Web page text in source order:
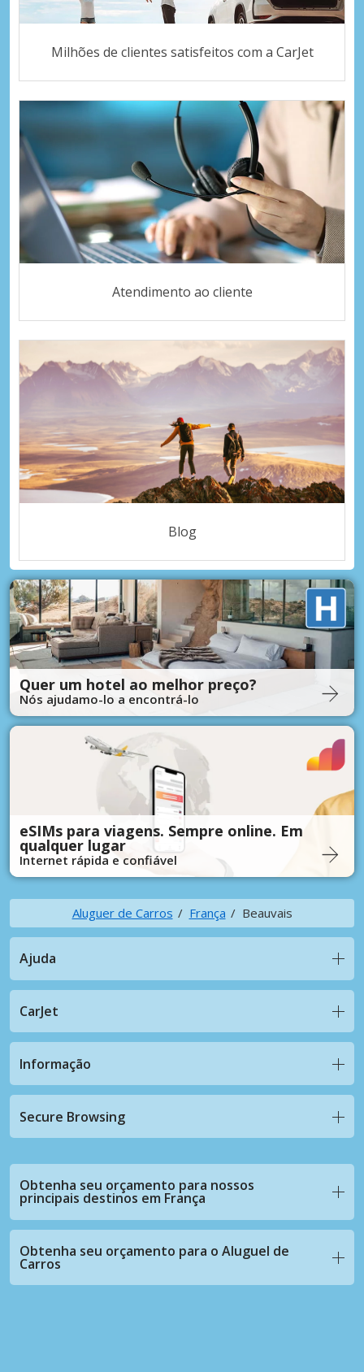
Milhões de clientes satisfeitos com a CarJet
Atendimento ao cliente
Blog
Quer um hotel ao melhor preço?
Nós ajudamo-lo a encontrá-lo
eSIMs para viagens. Sempre online. Em
qualquer lugar
Internet rápida e confiável
Aluguer de Carros França Beauvais
Ajuda
CarJet
Informação
Secure Browsing
Obtenha seu orçamento para nossos
principais destinos em França
Obtenha seu orçamento para o Aluguel de
Carros